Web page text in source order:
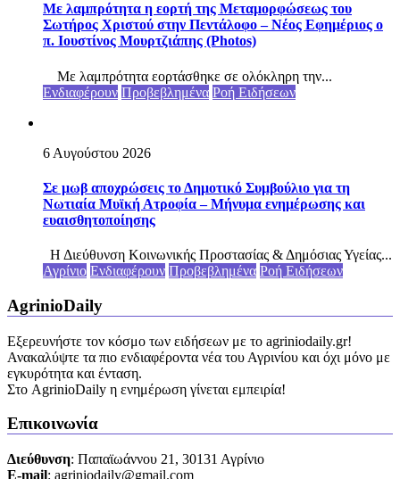
Με λαμπρότητα η εορτή της Μεταμορφώσεως του
Σωτήρος Χριστού στην Πεντάλοφο – Nέος Εφημέριος ο
π. Ιουστίνος Μουρτζιάπης (Photos)
Με λαμπρότητα εορτάσθηκε σε ολόκληρη την...
Ενδιαφέρουν Προβεβλημένα Ροή Ειδήσεων
6 Αυγούστου 2026
Σε μωβ αποχρώσεις το Δημοτικό Συμβούλιο για τη
Νωτιαία Μυϊκή Ατροφία – Μήνυμα ενημέρωσης και
ευαισθητοποίησης
Η Διεύθυνση Κοινωνικής Προστασίας & Δημόσιας Υγείας...
Αγρίνιο Ενδιαφέρουν Προβεβλημένα Ροή Ειδήσεων
AgrinioDaily
Εξερευνήστε τον κόσμο των ειδήσεων με το agriniodaily.gr!
Ανακαλύψτε τα πιο ενδιαφέροντα νέα του Αγρινίου και όχι μόνο με
εγκυρότητα και ένταση.
Στο AgrinioDaily η ενημέρωση γίνεται εμπειρία!
Επικοινωνία
Διεύθυνση: Παπαϊωάννου 21, 30131 Αγρίνιο
Ε-mail: agriniodaily@gmail.com